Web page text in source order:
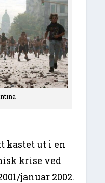
kastet ut i en
krise ved
januar 2002.